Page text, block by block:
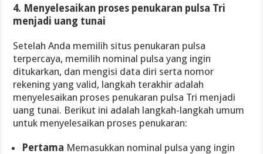
4. Menyelesaikan proses penukaran pulsa Tri
menjadi uang tunai
Setelah Anda memilih situs penukaran pulsa
terpercaya, memilih nominal pulsa yang ingin
ditukarkan, dan mengisi data diri serta nomor
rekening yang valid, langkah terakhir adalah
menyelesaikan proses penukaran pulsa Tri menjadi
uang tunai. Berikut ini adalah langkah-langkah umum
untuk menyelesaikan proses penukaran:
Pertama Memasukkan nominal pulsa yang ingin